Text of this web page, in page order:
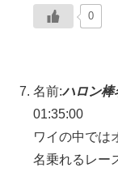
0
名前:ハロン棒
01:35:00
ワイの中では
名乗れるレー